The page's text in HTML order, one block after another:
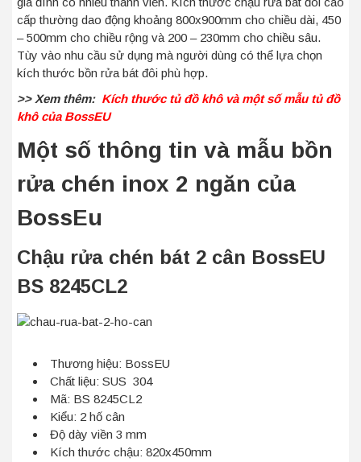
cấp thường dao động khoảng 800x900mm cho chiều dài, 450
– 500mm cho chiều rộng và 200 – 230mm cho chiều sâu.
Tùy vào nhu cầu sử dụng mà người dùng có thể lựa chọn
kích thước bồn rửa bát đôi phù hợp.
>> Xem thêm: Kích thước tủ đồ khô và một số mẫu tủ đồ
khô của BossEU
Một số thông tin và mẫu bồn
rửa chén inox 2 ngăn của
BossEu
Chậu rửa chén bát 2 cân BossEU
BS 8245CL2
Thương hiệu: BossEU
Chất liệu: SUS 304
Mã: BS 8245CL2
Kiểu: 2 hố cân
Độ dày viền 3 mm
Kích thước chậu: 820x450mm